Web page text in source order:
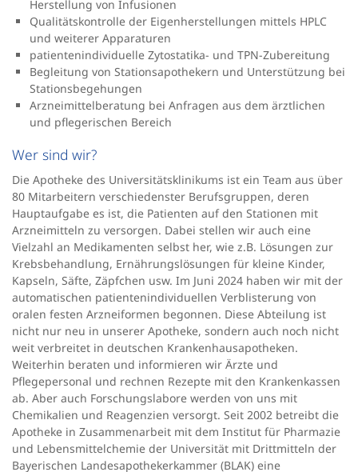
Herstellung von Infusionen
Qualitätskontrolle der Eigenherstellungen mittels HPLC
und weiterer Apparaturen
patientenindividuelle Zytostatika- und TPN-Zubereitung
Begleitung von Stationsapothekern und Unterstützung bei
Stationsbegehungen
Arzneimittelberatung bei Anfragen aus dem ärztlichen
und pflegerischen Bereich
Wer sind wir?
Die Apotheke des Universitätsklinikums ist ein Team aus über
80 Mitarbeitern verschiedenster Berufsgruppen, deren
Hauptaufgabe es ist, die Patienten auf den Stationen mit
Arzneimitteln zu versorgen. Dabei stellen wir auch eine
Vielzahl an Medikamenten selbst her, wie z.B. Lösungen zur
Krebsbehandlung, Ernährungslösungen für kleine Kinder,
Kapseln, Säfte, Zäpfchen usw. Im Juni 2024 haben wir mit der
automatischen patientenindividuellen Verblisterung von
oralen festen Arzneiformen begonnen. Diese Abteilung ist
nicht nur neu in unserer Apotheke, sondern auch noch nicht
weit verbreitet in deutschen Krankenhausapotheken.
Weiterhin beraten und informieren wir Ärzte und
Pflegepersonal und rechnen Rezepte mit den Krankenkassen
ab. Aber auch Forschungslabore werden von uns mit
Chemikalien und Reagenzien versorgt. Seit 2002 betreibt die
Apotheke in Zusammenarbeit mit dem Institut für Pharmazie
und Lebensmittelchemie der Universität mit Drittmitteln der
Bayerischen Landesapothekerkammer (BLAK) eine